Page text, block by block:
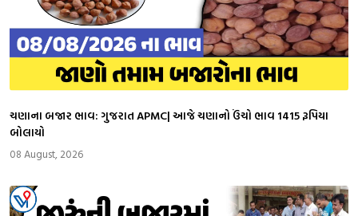
ચણાના બજાર ભાવ: ગુજરાત APMC| આજે ચણાનો ઉંચો ભાવ 1415 રૂપિયા
બોલાયો
08 August, 2026